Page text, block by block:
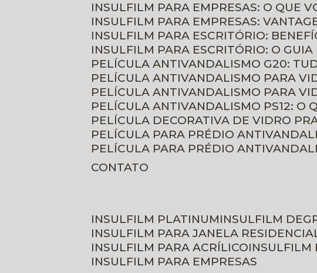
INSULFILM PARA EMPRESAS: O QUE
INSULFILM PARA EMPRESAS:
INSULFILM PARA ESCRITÓRIO:
INSULFILM PARA ESCRITÓRIO: O
PELÍCULA ANTIVANDALISMO G20:
PELÍCULA ANTIVANDALISMO PARA
PELÍCULA ANTIVANDALISMO PARA
PELÍCULA ANTIVANDALISMO PS12: O
PELÍCULA DECORATIVA DE VIDRO
PELÍCULA PARA PRÉDIO
PELÍCULA PARA PRÉDIO
CONTATO
INSULFILM PLATINUM INSULFILM
INSULFILM PARA JANELA
INSULFILM PARA ACRÍLICO
INSULFILM PARA EMPRESAS